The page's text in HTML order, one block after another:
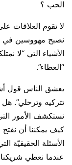
الحب ؟
لا تقوم العلاقات
نصبح مهووسين في
الأشياء التي “لا
“العطاء”.
يعشق الناس قول
تتركيه وترحلي”. هل
نستكشف الأمور
كيف يمكننا أن
الأسئلة الحقيقيّة
عندما نعطي شريكنا